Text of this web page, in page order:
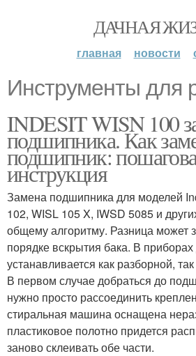
ДАЧНАЯ
главная новости
Инструменты для
INDESIT WISN 100
подшипника. Как
подшипник:
инструкция
Замена подшипника для моделей
102, WISL 105 X, IWSD 5085 и
общему алгоритму. Разница может
порядке вскрытия бака. В
устанавливается как разборной,
В первом случае добраться до
нужно просто рассоединить
стиральная машина оснащена
пластиковое полотно придется
заново склеивать обе части.